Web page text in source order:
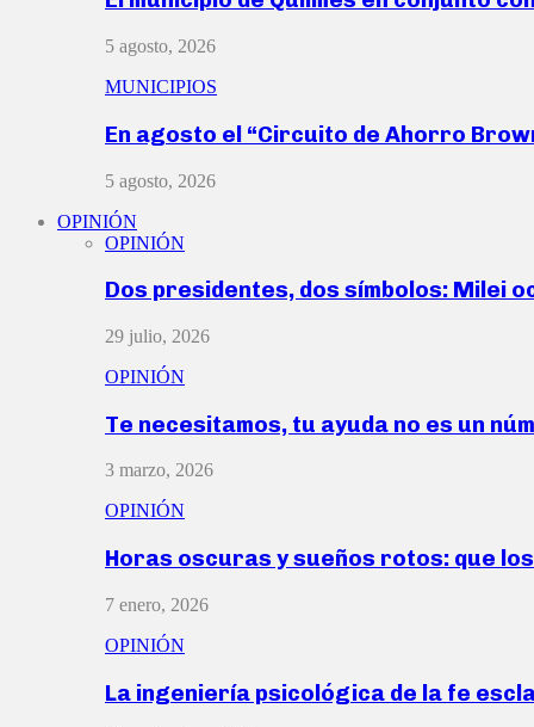
5 agosto, 2026
MUNICIPIOS
En agosto el “Circuito de Ahorro
5 agosto, 2026
OPINIÓN
OPINIÓN
Dos presidentes, dos símbolos: Milei
29 julio, 2026
OPINIÓN
Te necesitamos, tu ayuda no es un
3 marzo, 2026
OPINIÓN
Horas oscuras y sueños rotos: que
7 enero, 2026
OPINIÓN
La ingeniería psicológica de la fe